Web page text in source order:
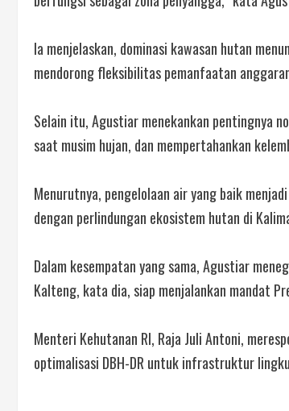
Ia menjelaskan, dominasi kawasan hutan
mendorong fleksibilitas pemanfaatan
Selain itu, Agustiar menekankan pentingnya
saat musim hujan, dan mempertahankan
Menurutnya, pengelolaan air yang baik
dengan perlindungan ekosistem hutan di
Dalam kesempatan yang sama, Agustiar
Kalteng, kata dia, siap menjalankan mandat
Menteri Kehutanan RI, Raja Juli Antoni,
optimalisasi DBH-DR untuk infrastruktur